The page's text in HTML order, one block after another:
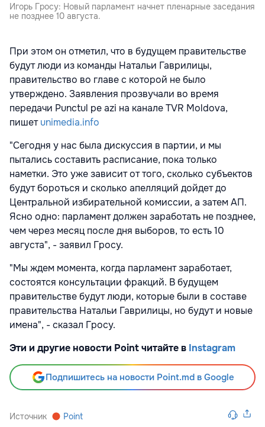
Игорь Гросу: Новый парламент начнет пленарные заседания
не позднее 10 августа.
При этом он отметил, что в будущем правительстве
будут люди из команды Натальи Гаврилицы,
правительство во главе с которой не было
утверждено. Заявления прозвучали во время
передачи Punctul pe azi на канале TVR Moldova,
пишетunimedia.info
"Сегодня у нас была дискуссия в партии, и мы
пытались составить расписание, пока только
наметки. Это уже зависит от того, сколько субъектов
будут бороться и сколько апелляций дойдет до
Центральной избирательной комиссии, а затем АП.
Ясно одно: парламент должен заработать не позднее,
чем через месяц после дня выборов, то есть 10
августа", - заявил Гросу.
"Мы ждем момента, когда парламент заработает,
состоятся консультации фракций. В будущем
правительстве будут люди, которые были в составе
правительства Натальи Гаврилицы, но будут и новые
имена", - сказал Гросу.
Эти и другие новости Point читайте в Instagram
Подпишитесь на новости Point.md в Google
Источник Point